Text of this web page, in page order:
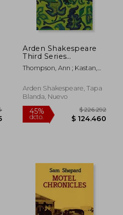
45%
Arden Shakespeare
Third Series
Complete Works
(The Arden
Series) (en Inglés)
Thompson, Ann ; Kastan,
Richard
Arden Shakespeare, Tapa
Blanda, Nuevo